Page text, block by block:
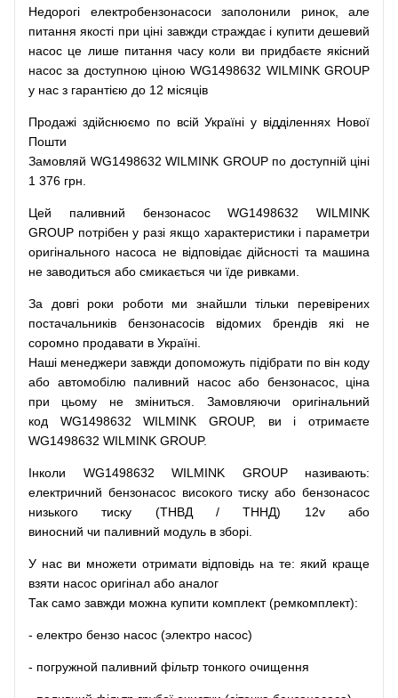
Недорогі електробензонасоси заполонили ринок,
але
питання якості при ціні завжди страждає і купити дешевий
насос це лише питання часу коли ви придбаєте якісний
насос за доступною ціною WG1498632 WILMINK GROUP
у нас з гарантією до 12 місяців
Продажі здійснюємо по всій Україні у відділеннях Нової
Пошти
Замовляй WG1498632 WILMINK GROUP по доступній ціні
1 376 грн.
Цей паливний бензонасосWG1498632 WILMINK
GROUP потрібен у разі якщо характеристики і параметри
оригінального насоса не відповідає дійсності та машина
не заводиться або смикається чи їде ривками
За довгі роки роботи ми знайшли тільки
перевірених
постачальників
бензонасосів відомих брендів які
не
соромно продавати в Україні.
Наші менеджери завжди допоможуть підібрати по він коду
або автомобілю паливний насос або бензонасос,
ціна
при
цьому не зміниться Замовляючи
оригінальний
код WG1498632 WILMINK GROUP, ви і отримаєте
WG1498632 WILMINK GROUP.
Інколи WG1498632 WILMINK GROUP називають:
електричний бензонасос високого тиску або бензонасос
низького
тиску (ТНВД / ТННД) 12v
або
виносний чи паливний модуль в зборі
У нас ви множети отримати відповідь на те: який краще
взяти насос оригінал або аналог
Так само завжди можна купити комплект (ремкомплект):
- електро бензо насос (электро насос)
- погружной паливний фільтр тонкого очищення